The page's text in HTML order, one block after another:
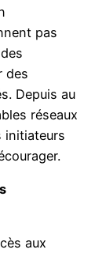
pas
des
Depuis au
réseaux
initiateurs
aux